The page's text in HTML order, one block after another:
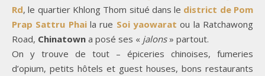
Rd, le quartier Khlong Thom situé dans le district de Pom
Prap Sattru Phaila rue Soi yaowarat ou la Ratchawong
Road, Chinatown a posé ses « jalons» partout.
On y trouve de tout – épiceries chinoises, fumeries
d’opium, petits hôtels et guest houses, bons restaurants